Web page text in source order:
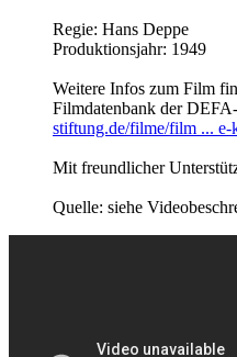
Regie: Hans Deppe
Produktionsjahr: 1949
Weitere Infos zum Film
Filmdatenbank der
stiftung.de/filme/film ... e-
Mit freundlicher
Quelle: siehe